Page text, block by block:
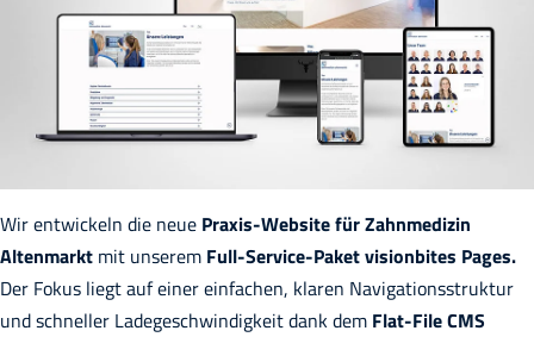
Wir entwickeln die neue Praxis-Website für Zahnmedizin
Altenmarkt mit unserem Full-Service-Paket visionbites Pages.
Der Fokus liegt auf einer einfachen, klaren Navigationsstruktur
und schneller Ladegeschwindigkeit dank dem Flat-File CMS